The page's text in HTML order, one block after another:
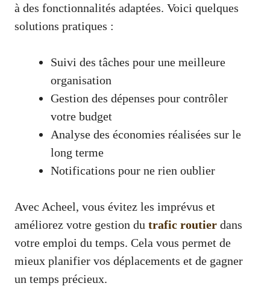
à des fonctionnalités adaptées. Voici quelques
solutions pratiques :
Suivi des tâches pour une meilleure
organisation
Gestion des dépenses pour contrôler
votre budget
Analyse des économies réalisées sur le
long terme
Notifications pour ne rien oublier
Avec Acheel, vous évitez les imprévus et
améliorez votre gestion du trafic routier dans
votre emploi du temps. Cela vous permet de
mieux planifier vos déplacements et de gagner
un temps précieux.